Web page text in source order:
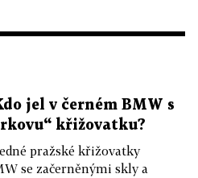
jel v černém BMW s
křižovatku?
pražské křižovatky
se začerněnými skly a